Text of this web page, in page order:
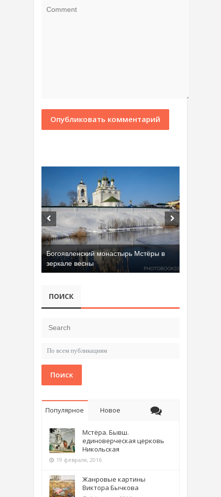
Богоявленский монастырь Мстёры в
зеркале весны
ПОИСК
Поиск
Популярное Новое
Мстёра. Бывш.
единоверческая церковь
Никольская
19 февраля, 2016
Жанровые картины
Виктора Бычкова